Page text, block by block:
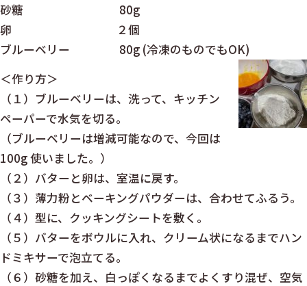
砂糖 80g
卵 ２個
ブルーベリー 80g (冷凍のものでもOK)
＜作り方＞
（１）ブルーベリーは、洗って、キッチン
ペーパーで水気を切る。
（ブルーベリーは増減可能なので、今回は
100g 使いました。）
（２）バターと卵は、室温に戻す。
（３）薄力粉とベーキングパウダーは、合わせてふるう。
（４）型に、クッキングシートを敷く。
（５）バターをボウルに入れ、クリーム状になるまでハン
ドミキサーで泡立てる。
（６）砂糖を加え、白っぽくなるまでよくすり混ぜ、空気